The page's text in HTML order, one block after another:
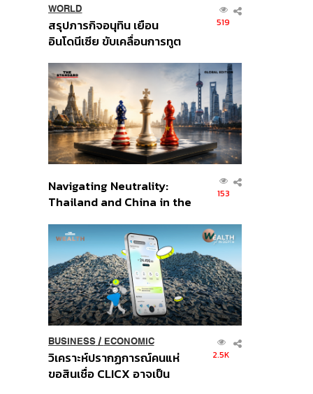
WORLD
สรุปภารกิจอนุทิน เยือน
อินโดนีเซีย ขับเคลื่อนการทูต
ส่วนยุทธศาสตร์ไทย –
อินโดนีเซีย
519
Navigating Neutrality:
Thailand and China in the
Order
153
BUSINESS/ ECONOMIC
วิเคราะห์ปรากฏการณ์คนแห่
ขอสินเชื่อ CLICX อาจเป็น
2.5K